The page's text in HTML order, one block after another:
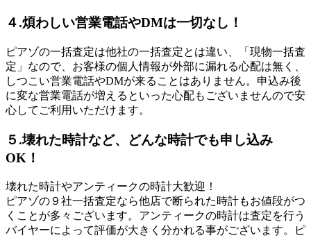
４.煩わしい営業電話やDMは一切なし！
ピアゾの一括査定は他社の一括査定とは違い、「現物一括査
定」なので、お客様の個人情報が外部に漏れる心配は無く、
しつこい営業電話やDMが来ることはありません。申込み後
に変な営業電話が増えるといった心配もございませんので安
心してご利用いただけます。
５.壊れた時計など、どんな時計でも申し込み
OK！
壊れた時計やアンティークの時計大歓迎！
ピアゾの９社一括査定なら他店で断られた時計もお値段がつ
くことが多々ございます。アンティークの時計は査定を行う
バイヤーによって評価が大きく分かれる事がございます。ピ